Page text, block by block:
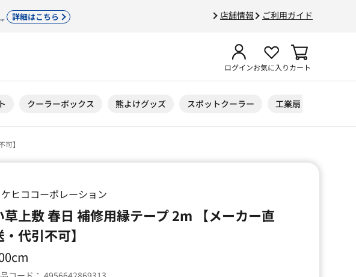
店舗情報 ご利用ガイド
詳細はこちら
ログインお気に入りカート
クーラーボックス 熊よけグッズ スポットクーラー 工業扇
】
ヒココーポレーション
草上敷 春日 補修用縁テープ 2m 【メーカー直
・代引不可】